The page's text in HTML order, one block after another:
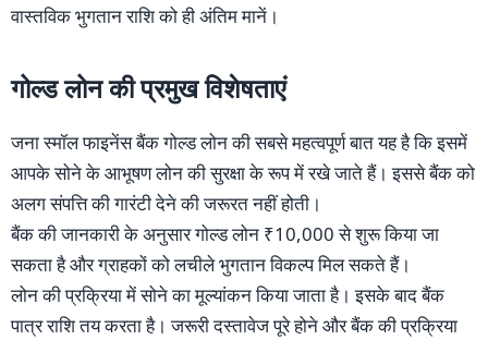
वास्तविक भुगतान राशि को ही अंतिम मानें।
गोल्ड लोन की प्रमुख विशेषताएं
जना स्मॉल फाइनेंस बैंक गोल्ड लोन की सबसे महत्वपूर्ण बात यह है कि इसमें
आपके सोने के आभूषण लोन की सुरक्षा के रूप में रखे जाते हैं। इससे बैंक को
अलग संपत्ति की गारंटी देने की जरूरत नहीं होती।
बैंक की जानकारी के अनुसार गोल्ड लोन ₹10,000 से शुरू किया जा
सकता है और ग्राहकों को लचीले भुगतान विकल्प मिल सकते हैं।
लोन की प्रक्रिया में सोने का मूल्यांकन किया जाता है। इसके बाद बैंक
पात्र राशि तय करता है। जरूरी दस्तावेज पूरे होने और बैंक की प्रक्रिया